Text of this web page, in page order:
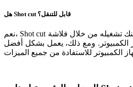
هل Shot cut قابل للتنقل؟
نعم، Shot cut قابل للتنقل. يمكنك تشغيله من خلال فلاشة USB دون
الكمبيوتر. ومع ذلك، يعمل بشكل أفضل